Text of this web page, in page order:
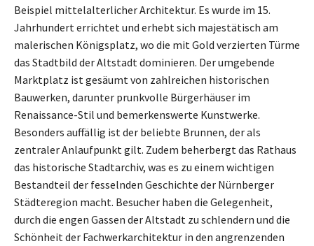
Beispiel mittelalterlicher Architektur. Es wurde im 15.
Jahrhundert errichtet und erhebt sich majestätisch am
malerischen Königsplatz, wo die mit Gold verzierten Türme
das Stadtbild der Altstadt dominieren. Der umgebende
Marktplatz ist gesäumt von zahlreichen historischen
Bauwerken, darunter prunkvolle Bürgerhäuser im
Renaissance-Stil und bemerkenswerte Kunstwerke.
Besonders auffällig ist der beliebte Brunnen, der als
zentraler Anlaufpunkt gilt. Zudem beherbergt das Rathaus
das historische Stadtarchiv, was es zu einem wichtigen
Bestandteil der fesselnden Geschichte der Nürnberger
Städteregion macht. Besucher haben die Gelegenheit,
durch die engen Gassen der Altstadt zu schlendern und die
Schönheit der Fachwerkarchitektur in den angrenzenden